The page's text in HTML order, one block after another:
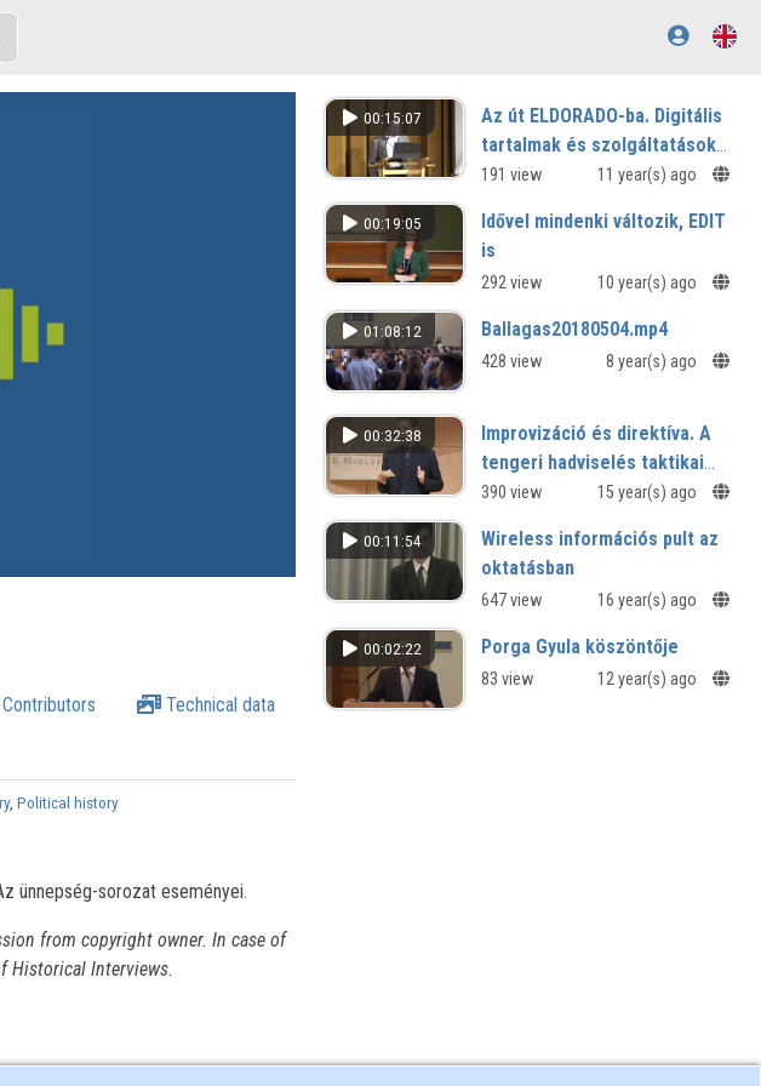
Contributors Technical data
,Political history
ünnepség-sorozat eseményei.
from copyright owner. In case of
Historical Interviews.
00:15:07
Az út ELDORADO-ba. Digitális
tartalmak és szolgáltatások
továbbélése az új
191 view 11 year(s) ago
00:19:05
Idővel mindenki változik, EDIT
is
292 view 10 year(s) ago
01:08:12 Ballagas20180504.mp4
428 view 8 year(s) ago
00:32:38
Improvizáció és direktíva. A
tengeri hadviselés taktikai
fejlődése az angol-holland
390 view 15 year(s) ago
00:11:54
Wireless információs pult az
oktatásban
647 view 16 year(s) ago
00:02:22 Porga Gyula köszöntője
83 view 12 year(s) ago